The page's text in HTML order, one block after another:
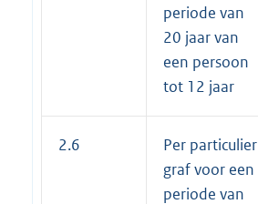
periode van
20 jaar van
een persoon
tot 12 jaar
2.6
Per particulier
graf voor een
periode van